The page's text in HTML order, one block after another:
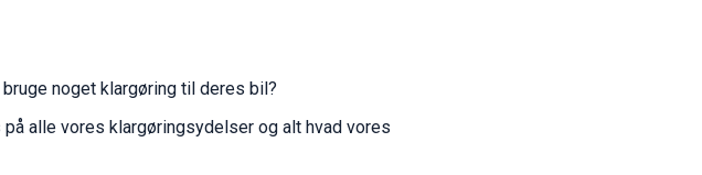
noget klargøring til deres bil?
alle vores klargøringsydelser og alt hvad vores